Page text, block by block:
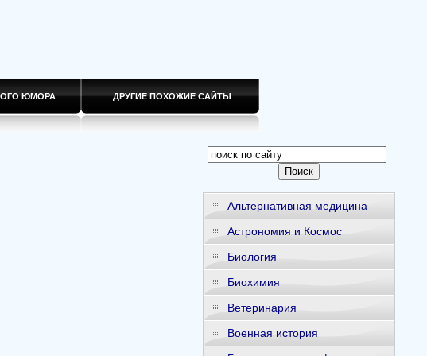
ЮМОРА ДРУГИЕ ПОХОЖИЕ САЙТЫ
Альтернативная медицина
Астрономия и Космос
Биология
Биохимия
Ветеринария
Военная история